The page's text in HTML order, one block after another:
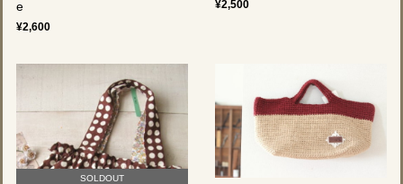
e
¥2,600
¥2,500
SOLDOUT